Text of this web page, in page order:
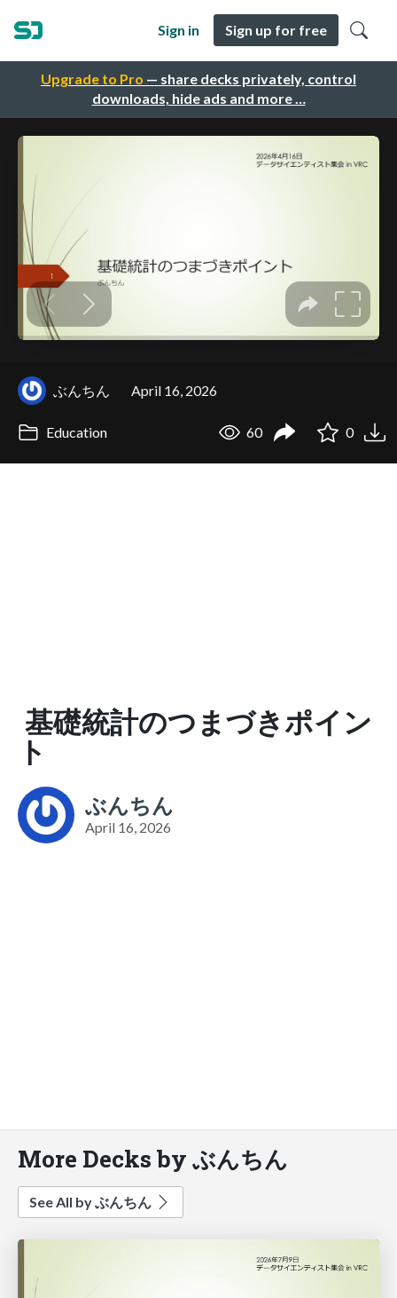
Upgrade to Pro — share decks privately, control
downloads, hide ads and more …
Sign in Sign up for free
ぶんちん April 16, 2026
Education 60 0
基礎統計のつまづきポイン
ト
ぶんちん
April 16, 2026
More Decks by ぶんちん
See All by ぶんちん